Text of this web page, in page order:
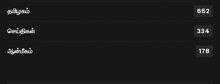
தமிழகம் 652
செய்திகள் 334
ஆன்மீகம் 178